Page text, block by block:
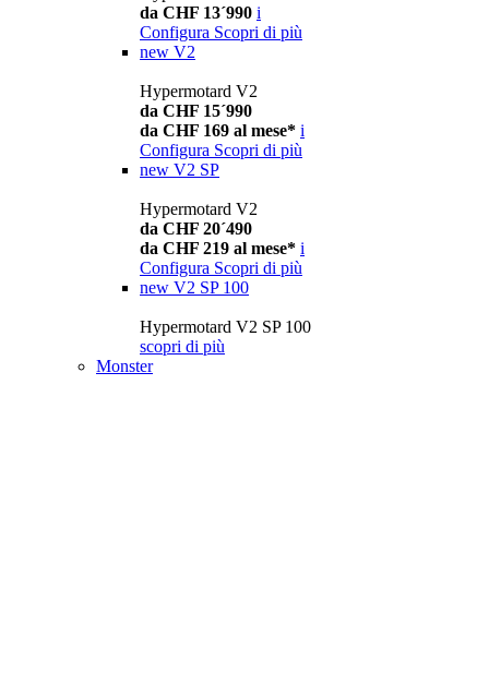
da CHF 13´990 i
Configura Scopri di più
new V2
Hypermotard V2
da CHF 15´990
da CHF 169 al mese* i
Configura Scopri di più
new V2 SP
Hypermotard V2
da CHF 20´490
da CHF 219 al mese* i
Configura Scopri di più
new V2 SP 100
Hypermotard V2 SP 100
scopri di più
Monster